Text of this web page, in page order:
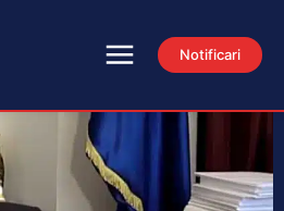
Notificari